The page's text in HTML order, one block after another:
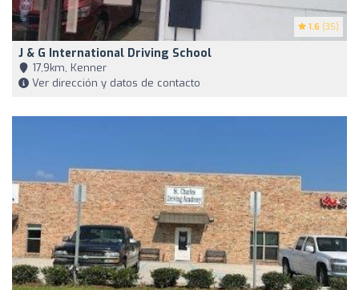
1.6 (35)
J & G International Driving School
17,9km, Kenner
Ver dirección y datos de contacto